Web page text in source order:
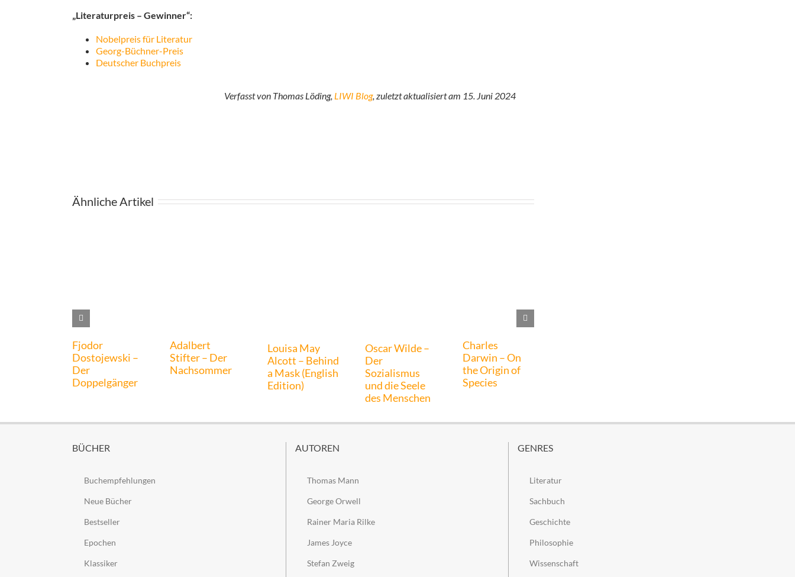
„Literaturpreis – Gewinner“:
Nobelpreis für Literatur
Georg-Büchner-Preis
Deutscher Buchpreis
Verfasst von Thomas Löding, LIWI Blog, zuletzt aktualisiert am 15. Juni 2024
Ähnliche Artikel
Fjodor
Dostojewski –
Der
Doppelgänger
Adalbert
Stifter – Der
Nachsommer
Louisa May
Alcott – Behind
a Mask (English
Edition)
Oscar Wilde –
Der
Sozialismus
und die Seele
des Menschen
Charles
Darwin – On
the Origin of
Species
BÜCHER
Buchempfehlungen
Neue Bücher
Bestseller
Epochen
Klassiker
AUTOREN
Thomas Mann
George Orwell
Rainer Maria Rilke
James Joyce
Stefan Zweig
GENRES
Literatur
Sachbuch
Geschichte
Philosophie
Wissenschaft